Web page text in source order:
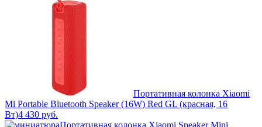
Портативная колонка Xiaomi
Mi Portable Bluetooth Speaker (16W) Red GL (красная, 16
Вт)4 430 руб.